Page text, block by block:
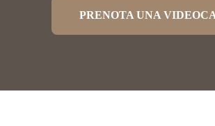
PRENOTA UNA